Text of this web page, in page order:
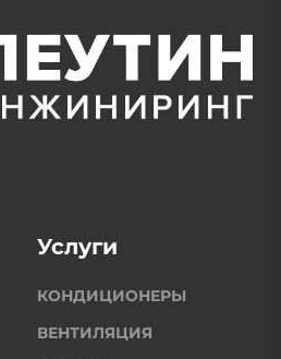
Услуги
КОНДИЦИОНЕРЫ
ВЕНТИЛЯЦИЯ